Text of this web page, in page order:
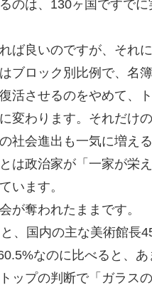
のは、130ヶ国ですでに
ば良いのですが、それ
ブロック別比例で、名
活させるのをやめて、ト
変わります。それだけの
社会進出も一気に増える
は政治家が「一家が栄
います。
が奪われたままです。
、国内の主な美術館長
なのに比べると、あ
ップの判断で「ガラス